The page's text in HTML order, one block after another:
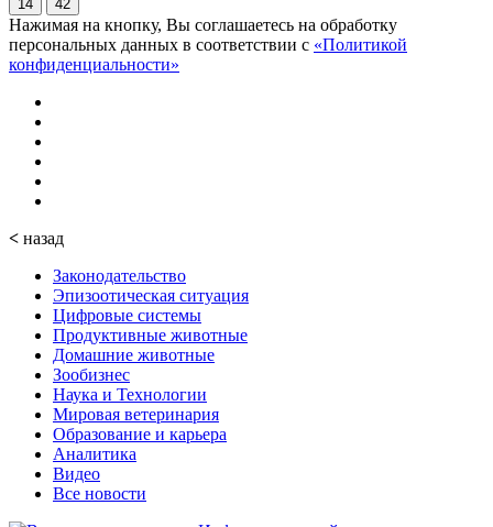
14 42
Нажимая на кнопку, Вы соглашаетесь на обработку
персональных данных в соответствии с «Политикой
конфиденциальности»
< назад
Законодательство
Эпизоотическая ситуация
Цифровые системы
Продуктивные животные
Домашние животные
Зообизнес
Наука и Технологии
Мировая ветеринария
Образование и карьера
Аналитика
Видео
Все новости